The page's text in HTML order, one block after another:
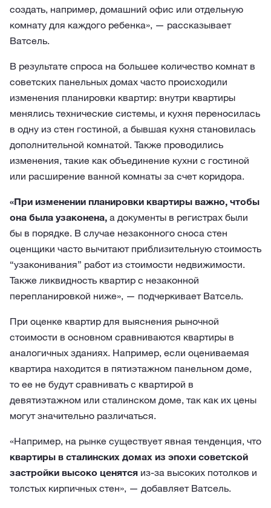
создать, например, домашний офис или отдельную
комнату для каждого ребенка», — рассказывает
Ватсель.
В результате спроса на большее количество комнат в
советских панельных домах часто происходили
изменения планировки квартир: внутри квартиры
менялись технические системы, и кухня переносилась
в одну из стен гостиной, а бывшая кухня становилась
дополнительной комнатой. Также проводились
изменения, такие как объединение кухни с гостиной
или расширение ванной комнаты за счет коридора.
«При изменении планировки квартиры важно, чтобы
она была узаконена, а документы в регистрах были
бы в порядке. В случае незаконного сноса стен
оценщики часто вычитают приблизительную стоимость
“узаконивания” работ из стоимости недвижимости.
Также ликвидность квартир с незаконной
перепланировкой ниже», — подчеркивает Ватсель.
При оценке квартир для выяснения рыночной
стоимости в основном сравниваются квартиры в
аналогичных зданиях. Например, если оцениваемая
квартира находится в пятиэтажном панельном доме,
то ее не будут сравнивать с квартирой в
девятиэтажном или сталинском доме, так как их цены
могут значительно различаться.
«Например, на рынке существует явная тенденция, что
квартиры в сталинских домах из эпохи советской
застройки высоко ценятся из-за высоких потолков и
толстых кирпичных стен», — добавляет Ватсель.